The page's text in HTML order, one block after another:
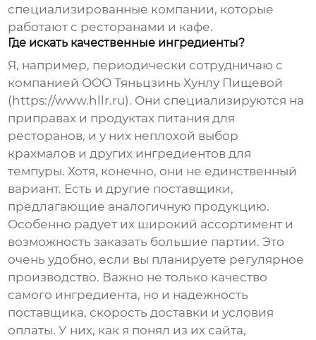
специализированные компании, которые
работают с ресторанами и кафе.
Где искать качественные ингредиенты?
Я, например, периодически сотрудничаю с
компанией ООО Тяньцзинь Хунлу Пищевой
(https://www.hllr.ru). Они специализируются на
приправах и продуктах питания для
ресторанов, и у них неплохой выбор
крахмалов и других ингредиентов для
темпуры. Хотя, конечно, они не единственный
вариант. Есть и другие поставщики,
предлагающие аналогичную продукцию.
Особенно радует их широкий ассортимент и
возможность заказать большие партии. Это
очень удобно, если вы планируете регулярное
производство. Важно не только качество
самого ингредиента, но и надежность
поставщика, скорость доставки и условия
оплаты. У них, как я понял из их сайта,